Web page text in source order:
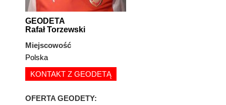
GEODETA
Rafał Torzewski
Miejscowość
Polska
KONTAKT Z GEODETĄ
OFERTA GEODETY: